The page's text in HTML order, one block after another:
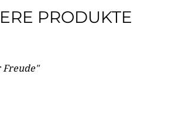
PRODUKTE
Freude"